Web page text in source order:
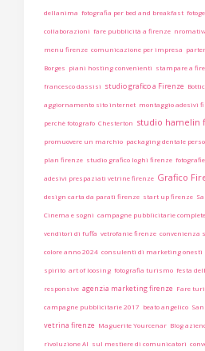
dellanima fotografia per bed and breakfast
collaborazioni fare pubblicità a firenze
menu firenze comunicazione per impresa
Borges piani hosting convenienti stampare a
francesco dassisi studio grafico a Firenze
aggiornamento sito internet montaggio adesivi
perchè fotografo Chesterton studio hamelin
promuovere un marchio packaging dentale
plan firenze studio grafico loghi firenze
adesivi prespaziati vetrine firenze Grafico
design carta da parati firenze start up firenze
Cinema e sogni campagne pubblicitarie
venditori di fuffa vetrofanie firenze convenienza
colore anno 2024 consulenti di marketing onesti
spirito art of loosing fotografia turismo festa
responsive agenzia marketing firenze Fare
campagne pubblicitarie 2017 beato angelico
vetrina firenze Maguerite Yourcenar Blog
rivoluzione AI sul mestiere di comunicatori